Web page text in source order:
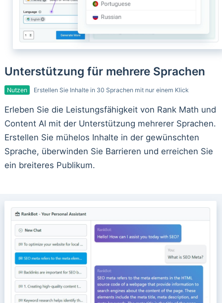
Unterstützung für mehrere Sprachen
Nutzen Erstellen Sie Inhalte in 30 Sprachen mit nur einem Klick
Erleben Sie die Leistungsfähigkeit von Rank Math und
Content AI mit der Unterstützung mehrerer Sprachen.
Erstellen Sie mühelos Inhalte in der gewünschten
Sprache, überwinden Sie Barrieren und erreichen Sie
ein breiteres Publikum.